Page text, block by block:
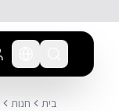
בית חנות